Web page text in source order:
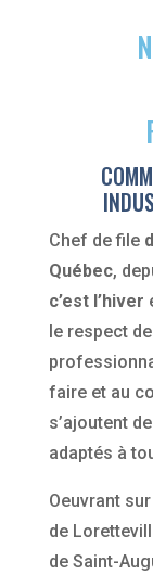
Chef de file
Québec,
c’est l’hiver
le respect
faire et au
s’ajoutent
adaptés à
Oeuvrant
de
de Saint-